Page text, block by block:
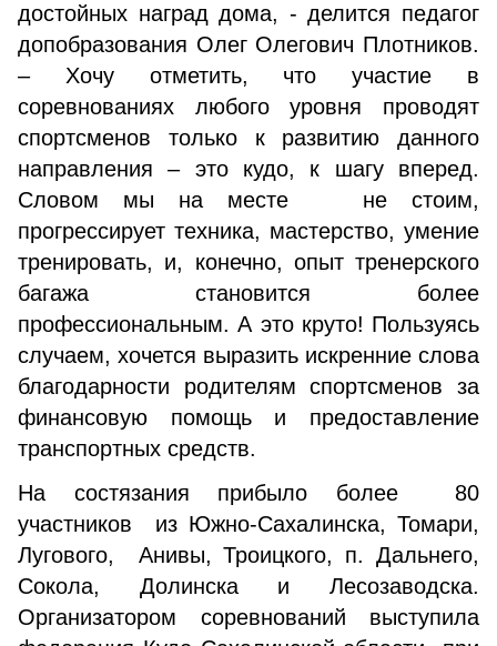
достойных наград дома, - делится педагог
допобразования Олег Олегович Плотников.
– Хочу отметить, что участие в
соревнованиях любого уровня проводят
спортсменов только к развитию данного
направления – это кудо, к шагу вперед.
Словом мы на месте не стоим,
прогрессирует техника, мастерство, умение
тренировать, и, конечно, опыт тренерского
багажа становится более
профессиональным. А это круто! Пользуясь
случаем, хочется выразить искренние слова
благодарности родителям спортсменов за
финансовую помощь и предоставление
транспортных средств.
На состязания прибыло более 80
участников из Южно-Сахалинска, Томари,
Лугового, Анивы, Троицкого, п. Дальнего,
Сокола, Долинска и Лесозаводска.
Организатором соревнований выступила